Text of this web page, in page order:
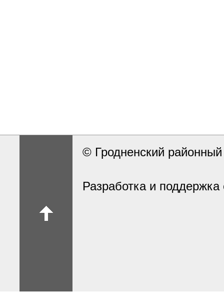
© Гродненский
Разработка и поддержка